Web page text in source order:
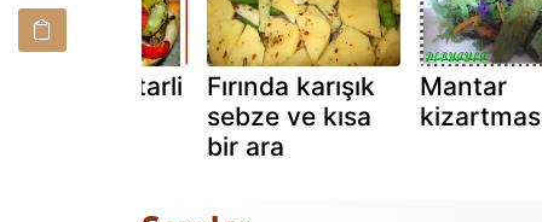
mantarli
Fırında karışık
sebze ve kısa
bir ara
Mantar